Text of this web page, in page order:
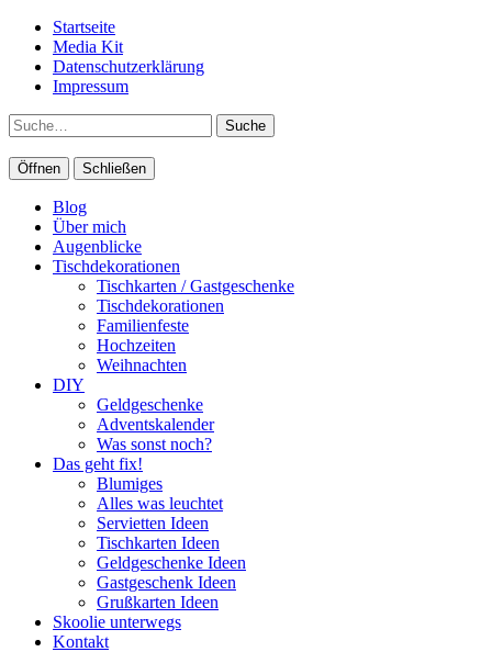
Startseite
Media Kit
Datenschutzerklärung
Impressum
Suche
Öffnen Schließen
Blog
Über mich
Augenblicke
Tischdekorationen
Tischkarten / Gastgeschenke
Tischdekorationen
Familienfeste
Hochzeiten
Weihnachten
DIY
Geldgeschenke
Adventskalender
Was sonst noch?
Das geht fix!
Blumiges
Alles was leuchtet
Servietten Ideen
Tischkarten Ideen
Geldgeschenke Ideen
Gastgeschenk Ideen
Grußkarten Ideen
Skoolie unterwegs
Kontakt